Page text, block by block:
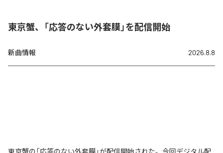
東京蟹、「応答のない外套膜」を配信開始
新曲情報 2026.8.8
東京蟹の「応答のない外套膜」が配信開始された。今回デジタル配